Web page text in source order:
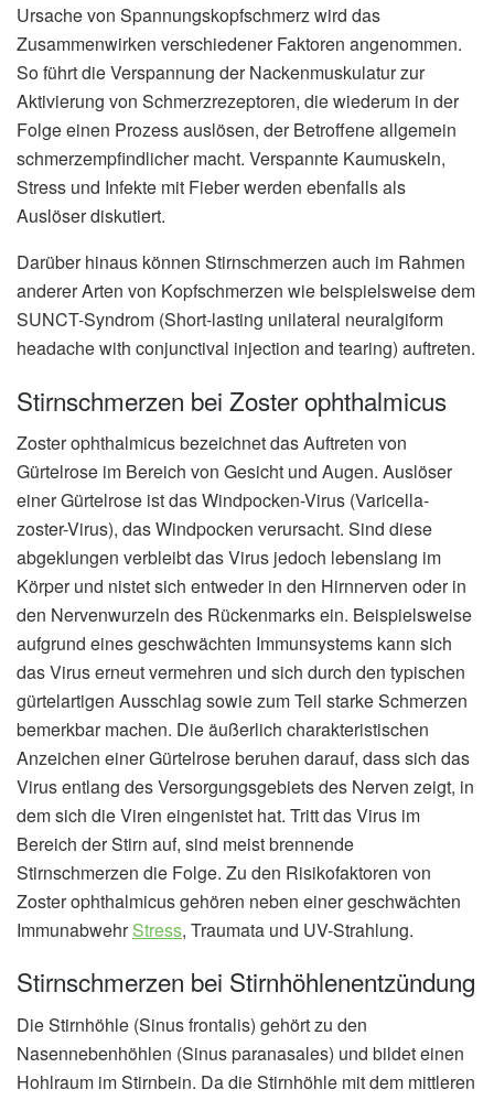
Ursache von Spannungskopfschmerz wird das
Zusammenwirken verschiedener Faktoren angenommen.
So führt die Verspannung der Nackenmuskulatur zur
Aktivierung von Schmerzrezeptoren, die wiederum in der
Folge einen Prozess auslösen, der Betroffene allgemein
schmerzempfindlicher macht. Verspannte Kaumuskeln,
Stress und Infekte mit Fieber werden ebenfalls als
Auslöser diskutiert.
Darüber hinaus können Stirnschmerzen auch im Rahmen
anderer Arten von Kopfschmerzen wie beispielsweise dem
SUNCT-Syndrom (Short-lasting unilateral neuralgiform
headache with conjunctival injection and tearing) auftreten.
Stirnschmerzen bei Zoster ophthalmicus
Zoster ophthalmicus bezeichnet das Auftreten von
Gürtelrose im Bereich von Gesicht und Augen. Auslöser
einer Gürtelrose ist das Windpocken-Virus (Varicella-
zoster-Virus), das Windpocken verursacht. Sind diese
abgeklungen verbleibt das Virus jedoch lebenslang im
Körper und nistet sich entweder in den Hirnnerven oder in
den Nervenwurzeln des Rückenmarks ein. Beispielsweise
aufgrund eines geschwächten Immunsystems kann sich
das Virus erneut vermehren und sich durch den typischen
gürtelartigen Ausschlag sowie zum Teil starke Schmerzen
bemerkbar machen. Die äußerlich charakteristischen
Anzeichen einer Gürtelrose beruhen darauf, dass sich das
Virus entlang des Versorgungsgebiets des Nerven zeigt, in
dem sich die Viren eingenistet hat. Tritt das Virus im
Bereich der Stirn auf, sind meist brennende
Stirnschmerzen die Folge. Zu den Risikofaktoren von
Zoster ophthalmicus gehören neben einer geschwächten
ImmunabwehrStress, Traumata und UV-Strahlung.
Stirnschmerzen bei Stirnhöhlenentzündung
Die Stirnhöhle (Sinus frontalis) gehört zu den
Nasennebenhöhlen (Sinus paranasales) und bildet einen
Hohlraum im Stirnbein. Da die Stirnhöhle mit dem mittleren